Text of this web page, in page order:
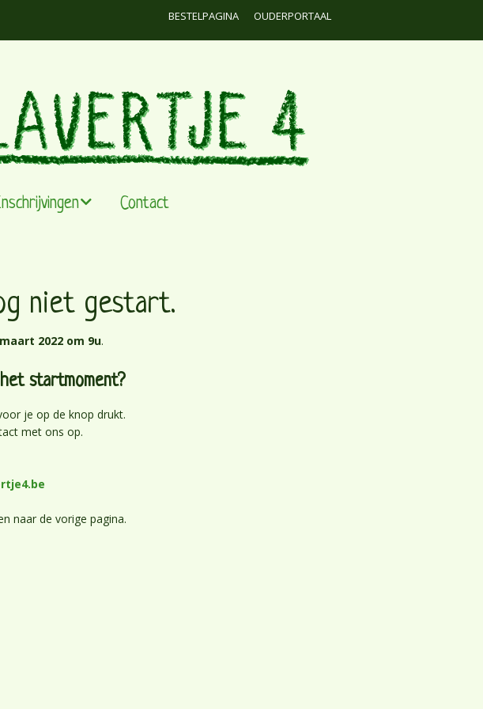
BESTELPAGINA OUDERPORTAAL
Capaciteit
Inschrijving
Contact
niet gestart.
2022 om 9u.
startmoment?
je op de knop drukt.
met ons op.
naar de vorige pagina.